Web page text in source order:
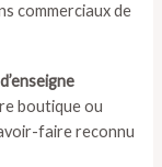
commerciaux de
boutique ou
faire reconnu